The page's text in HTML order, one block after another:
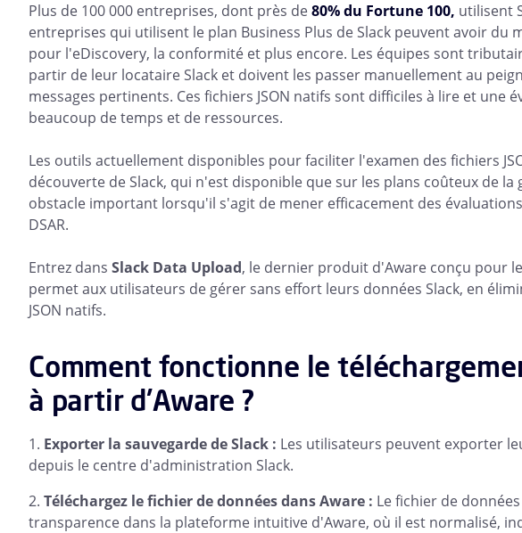
Plus de 100 000 entreprises, dont près de80% du Fortune 100, utilisent
entreprises qui utilisent le plan Business Plus de Slack peuvent avoir du
pour l'eDiscovery, la conformité et plus encore. Les équipes sont
partir de leur locataire Slack et doivent les passer manuellement au
messages pertinents. Ces fichiers JSON natifs sont difficiles à lire et une
beaucoup de temps et de ressources.
Les outils actuellement disponibles pour faciliter l'examen des fichiers
découverte de Slack, qui n'est disponible que sur les plans coûteux de
obstacle important lorsqu'il s'agit de mener efficacement des
DSAR.
Entrez dans Slack Data Upload, le dernier produit d'Aware conçu pour
permet aux utilisateurs de gérer sans effort leurs données Slack, en
JSON natifs.
Comment fonctionne le
à partir d'Aware ?
Exporter la sauvegarde de Slack : Les utilisateurs peuvent exporter
depuis le centre d'administration Slack.
Téléchargez le fichier de données dans Aware : Le fichier de
transparence dans la plateforme intuitive d'Aware, où il est normalisé,